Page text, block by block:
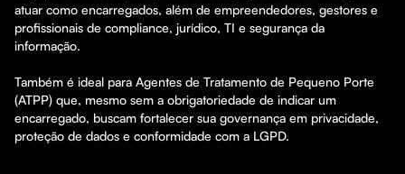
atuar como encarregados, além de empreendedores, gestores e
profissionais de compliance, jurídico, TI e segurança da
informação.
Também é ideal para Agentes de Tratamento de Pequeno Porte
(ATPP) que, mesmo sem a obrigatoriedade de indicar um
encarregado, buscam fortalecer sua governança em privacidade,
proteção de dados e conformidade com a LGPD.